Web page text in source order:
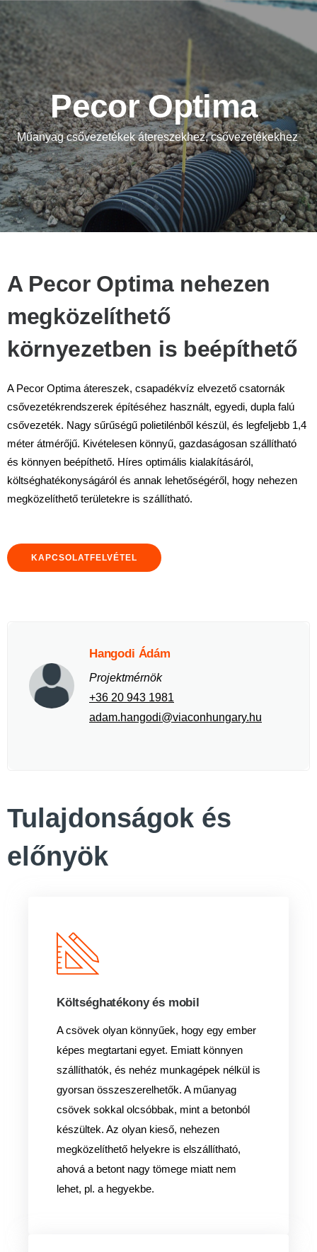
Pecor Optima
Műanyag csővezetékek átereszekhez, csővezetékekhez
A Pecor Optima nehezen
megközelíthető
környezetben is beépíthető
A Pecor Optima átereszek, csapadékvíz elvezető csatornák
csővezetékrendszerek építéséhez használt, egyedi, dupla falú
csővezeték. Nagy sűrűségű polietilénből készül, és legfeljebb 1,4
méter átmérőjű. Kivételesen könnyű, gazdaságosan szállítható
és könnyen beépíthető. Híres optimális kialakításáról,
költséghatékonyságáról és annak lehetőségéről, hogy nehezen
megközelíthető területekre is szállítható.
KAPCSOLATFELVÉTEL
Hangodi Ádám
Projektmérnök
+36 20 943 1981
adam.hangodi@viaconhungary.hu
Tulajdonságok és
előnyök
Költséghatékony és mobil
A csövek olyan könnyűek, hogy egy ember
képes megtartani egyet. Emiatt könnyen
szállíthatók, és nehéz munkagépek nélkül is
gyorsan összeszerelhetők. A műanyag
csövek sokkal olcsóbbak, mint a betonból
készültek. Az olyan kieső, nehezen
megközelíthető helyekre is elszállítható,
ahová a betont nagy tömege miatt nem
lehet, pl. a hegyekbe.